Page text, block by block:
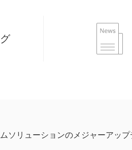
ソリューションのメジャーアップ